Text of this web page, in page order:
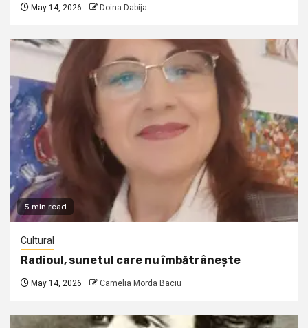
May 14, 2026 Doina Dabija
5 min read
Cultural
Radioul, sunetul care nu îmbătrânește
May 14, 2026 Camelia Morda Baciu